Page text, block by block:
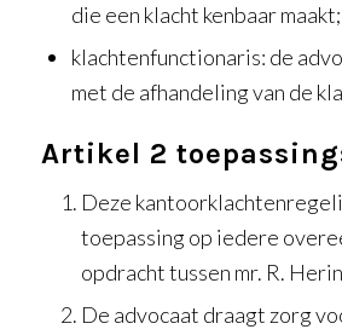
die een klacht kenbaar maakt;
klachtenfunctionaris: de
met de afhandeling van de
Artikel 2
Deze
toepassing op iedere
opdracht tussen mr. R.
De advocaat draagt zorg